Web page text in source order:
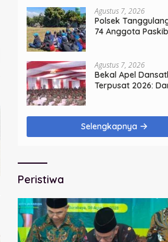
Kamtibmas
Agustus 7, 2026
Polsek
74 Anggota
Agustus 7, 2026
Bekal Apel
Terpusat 2026:
Selengkapnya
Peristiwa